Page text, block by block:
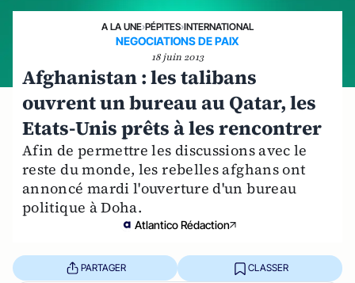
A LA UNE›PÉPITES›INTERNATIONAL
NEGOCIATIONS DE PAIX
18 juin 2013
Afghanistan : les talibans
ouvrent un bureau au Qatar, les
Etats-Unis prêts à les rencontrer
Afin de permettre les discussions avec le
reste du monde, les rebelles afghans ont
annoncé mardi l'ouverture d'un bureau
politique à Doha.
Atlantico Rédaction
PARTAGER CLASSER